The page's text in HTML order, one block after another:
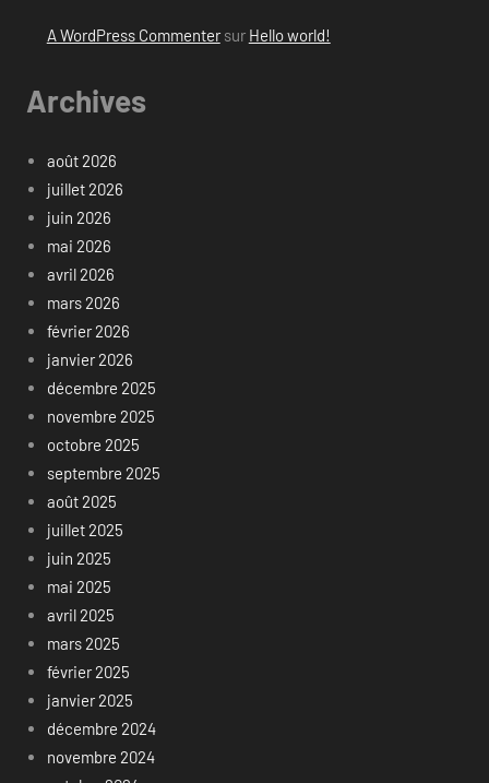
A WordPress Commentersur Hello world!
Archives
août 2026
juillet 2026
juin 2026
mai 2026
avril 2026
mars 2026
février 2026
janvier 2026
décembre 2025
novembre 2025
octobre 2025
septembre 2025
août 2025
juillet 2025
juin 2025
mai 2025
avril 2025
mars 2025
février 2025
janvier 2025
décembre 2024
novembre 2024